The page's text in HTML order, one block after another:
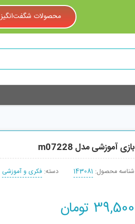
محصولات شگفت‌انگیز
بازی آموزشی مدل m07228
شناسه محصول: 143081 دسته: فکری و آموزشی
39,500 تومان